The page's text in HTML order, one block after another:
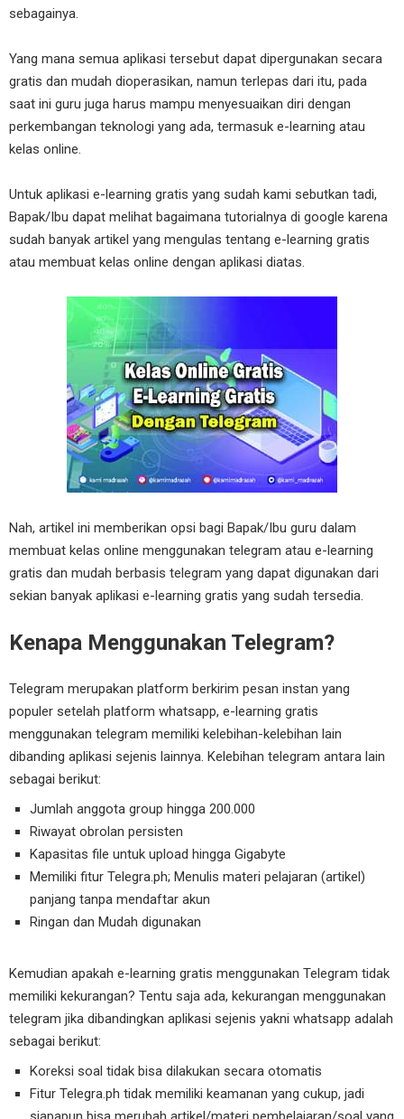
sebagainya.
Yang mana semua aplikasi tersebut dapat dipergunakan secara
gratis dan mudah dioperasikan, namun terlepas dari itu, pada
saat ini guru juga harus mampu menyesuaikan diri dengan
perkembangan teknologi yang ada, termasuk e-learning atau
kelas online.
Untuk aplikasi e-learning gratis yang sudah kami sebutkan tadi,
Bapak/Ibu dapat melihat bagaimana tutorialnya di google karena
sudah banyak artikel yang mengulas tentang e-learning gratis
atau membuat kelas online dengan aplikasi diatas.
Nah, artikel ini memberikan opsi bagi Bapak/Ibu guru dalam
membuat kelas online menggunakan telegram atau e-learning
gratis dan mudah berbasis telegram yang dapat digunakan dari
sekian banyak aplikasi e-learning gratis yang sudah tersedia.
Kenapa Menggunakan Telegram?
Telegram merupakan platform berkirim pesan instan yang
populer setelah platform whatsapp, e-learning gratis
menggunakan telegram memiliki kelebihan-kelebihan lain
dibanding aplikasi sejenis lainnya. Kelebihan telegram antara lain
sebagai berikut:
Jumlah anggota group hingga 200.000
Riwayat obrolan persisten
Kapasitas file untuk upload hingga Gigabyte
Memiliki fitur Telegra.ph; Menulis materi pelajaran (artikel)
panjang tanpa mendaftar akun
Ringan dan Mudah digunakan
Kemudian apakah e-learning gratis menggunakan Telegram tidak
memiliki kekurangan? Tentu saja ada, kekurangan menggunakan
telegram jika dibandingkan aplikasi sejenis yakni whatsapp adalah
sebagai berikut:
Koreksi soal tidak bisa dilakukan secara otomatis
Fitur Telegra.ph tidak memiliki keamanan yang cukup, jadi